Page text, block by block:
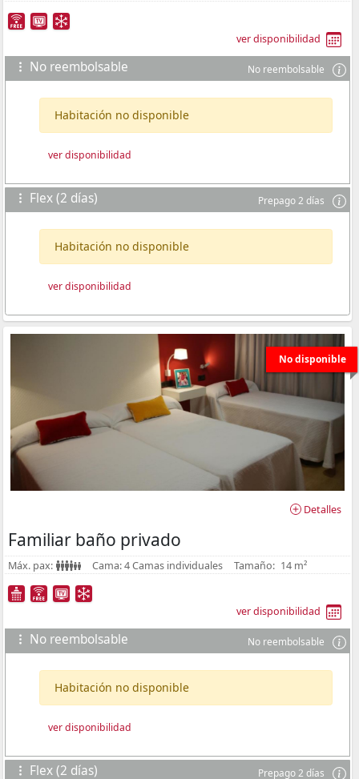
ver disponibilidad
No reembolsable No reembolsable
Habitación no disponible
ver disponibilidad
Flex (2 días) Prepago 2 días
Habitación no disponible
ver disponibilidad
No disponible
Detalles
Familiar baño privado
Máx. pax: Cama: 4 Camas individuales Tamaño: 14 m²
ver disponibilidad
No reembolsable No reembolsable
Habitación no disponible
ver disponibilidad
Flex (2 días) Prepago 2 días